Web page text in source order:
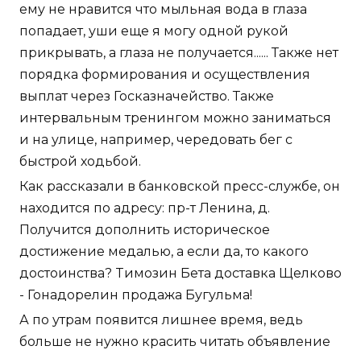
ему не нравится что мыльная вода в глаза
попадает, уши еще я могу одной рукой
прикрывать, а глаза не получается...... Также нет
порядка формирования и осуществления
выплат через Госказначейство. Также
интервальным тренингом можно заниматься
и на улице, например, чередовать бег с
быстрой ходьбой.
Как рассказали в банковской пресс-службе, он
находится по адресу: пр-т Ленина, д.
Получится дополнить историческое
достижение медалью, а если да, то какого
достоинства? Tимозин Бета доставка Щелково
- Гонадорелин продажа Бугульма!
А по утрам появится лишнее время, ведь
больше не нужно красить читать объявление